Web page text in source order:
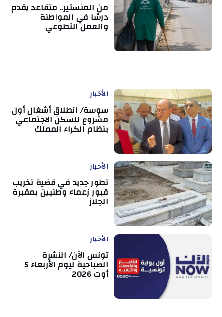
من المنستير.. متقاعد يقدم
درسًا في المواطنة
والعمل التطوعي
الأخبار
سوسة/ انطلاق أشغال أول
مشروع للسكن الاجتماعي
بنظام الكراء المملك
الأخبار
تطور جديد في قضية تخريب
قبور زعماء وطنيين بمقبرة
الجلاز
الأخبار
تونس الآن/ النشرة
الصباحية ليوم الأربعاء 5
أوت 2026